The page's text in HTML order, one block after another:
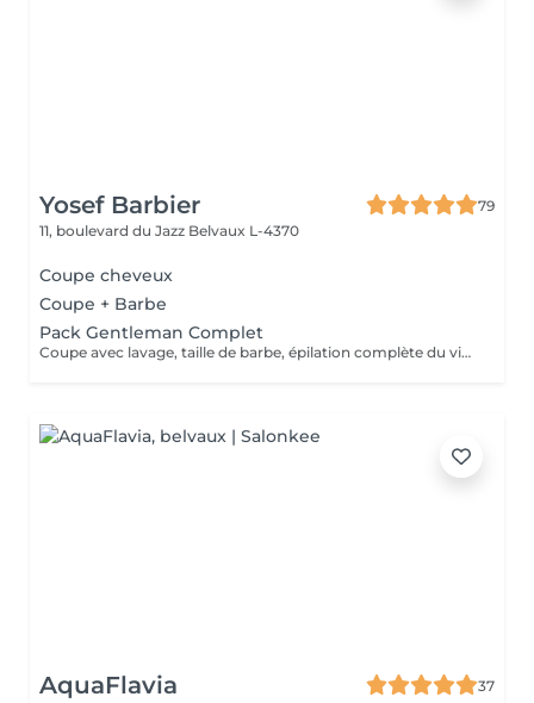
Yosef Barbier
79
11, boulevard du Jazz Belvaux L-4370
Coupe cheveux
Coupe + Barbe
Pack Gentleman Complet
Coupe avec lavage, taille de barbe, épilation complète du visage, soin vapeur, massage & coiffage au gel.
AquaFlavia
37